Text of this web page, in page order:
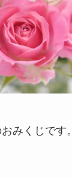
みくじです。